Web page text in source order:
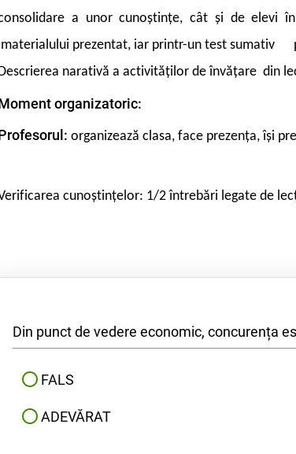
a unor cunoștințe, cât și de elevi
materialului prezentat, iar printr-un test sumativ
narativă a activităților de învățare din
organizatoric:
organizează clasa, face prezența,
cunoștințelor: 1/2 întrebări legate de
Din punct de vedere economic, concurența
FALS
ADEVĂRAT